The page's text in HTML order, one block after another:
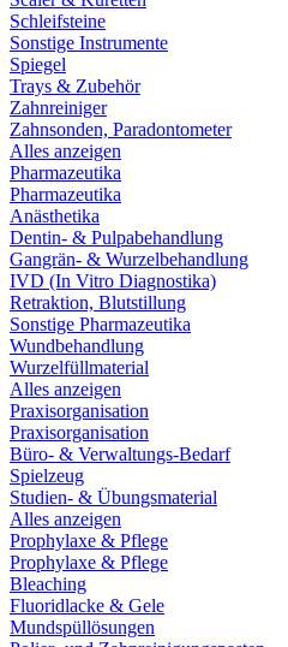
Schleifsteine
Sonstige Instrumente
Spiegel
Trays & Zubehör
Zahnreiniger
Zahnsonden, Paradontometer
Alles anzeigen
Pharmazeutika
Pharmazeutika
Anästhetika
Dentin- & Pulpabehandlung
Gangrän- & Wurzelbehandlung
IVD (In Vitro Diagnostika)
Retraktion, Blutstillung
Sonstige Pharmazeutika
Wundbehandlung
Wurzelfüllmaterial
Alles anzeigen
Praxisorganisation
Praxisorganisation
Büro- & Verwaltungs-Bedarf
Spielzeug
Studien- & Übungsmaterial
Alles anzeigen
Prophylaxe & Pflege
Prophylaxe & Pflege
Bleaching
Fluoridlacke & Gele
Mundspüllösungen